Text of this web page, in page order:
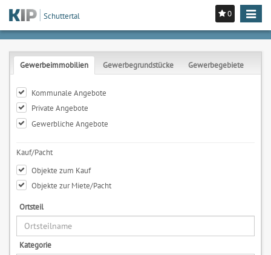
0
Toggle
Schuttertal
Gewerbeimmobilien Gewerbegrundstücke Gewerbegebiete
Kommunale Angebote
Private Angebote
Gewerbliche Angebote
Kauf/Pacht
Objekte zum Kauf
Objekte zur Miete/Pacht
Ortsteil
Kategorie